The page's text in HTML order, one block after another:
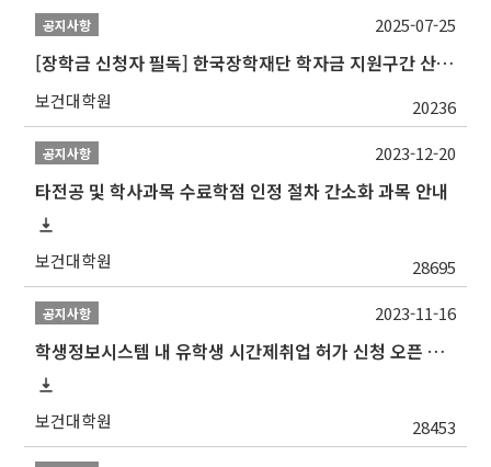
공지사항
[장학금 신청자 필독] 한국장학재단 학자금 지원구간 산정 권고
보건대학원 20236
2025-07-25
공지사항
타전공 및 학사과목 수료학점 인정 절차 간소화 과목 안내
보건대학원 28695
2023-12-20
공지사항
학생정보시스템 내 유학생 시간제취업 허가 신청 오픈 안내
보건대학원 28453
2023-11-16